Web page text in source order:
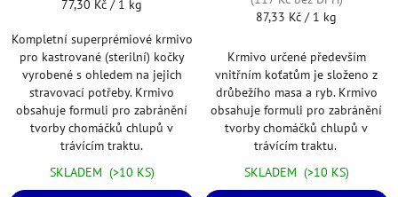
Měrná
77,30 Kč / 1 kg
Kompletní superprémiové krmivo
pro kastrované (sterilní) kočky
vyrobené s ohledem na jejich
stravovací potřeby. Krmivo
obsahuje formuli pro zabránění
tvorby chomáčků chlupů v
trávícím traktu.
SKLADEM (>10 KS)
Měrná
87,33 Kč / 1 kg
Krmivo určené především
vnitřním koťatům je složeno z
drůbežího masa a ryb. Krmivo
obsahuje formuli pro zabránění
tvorby chomáčků chlupů v
trávícím traktu.
SKLADEM (>10 KS)